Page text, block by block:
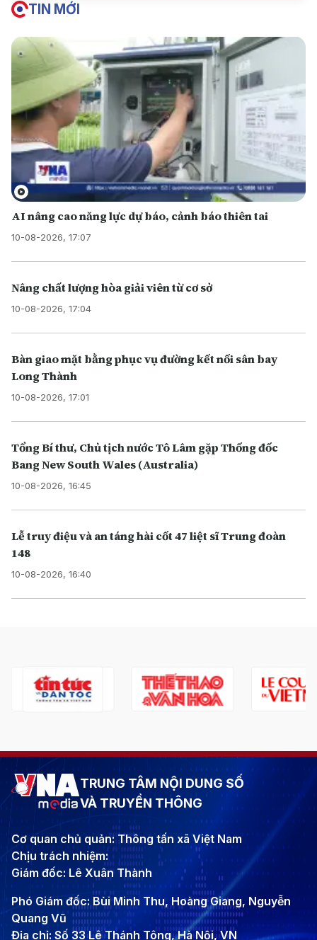
TIN MỚI
AI nâng cao năng lực dự báo, cảnh báo thiên tai
10-08-2026, 17:07
Nâng chất lượng hòa giải viên từ cơ sở
10-08-2026, 17:04
Bàn giao mặt bằng phục vụ đường kết nối sân bay
Long Thành
10-08-2026, 17:01
Tổng Bí thư, Chủ tịch nước Tô Lâm gặp Thống đốc
Bang New South Wales (Australia)
10-08-2026, 16:45
Lễ truy điệu và an táng hài cốt 47 liệt sĩ Trung đoàn
148
10-08-2026, 16:40
TRUNG TÂM NỘI DUNG SỐ
VÀ TRUYỀN THÔNG
Cơ quan chủ quản: Thông tấn xã Việt Nam
Chịu trách nhiệm:
Giám đốc: Lê Xuân Thành
Phó Giám đốc: Bùi Minh Thu, Hoàng Giang, Nguyễn
Quang Vũ
Địa chỉ: Số 33 Lê Thánh Tông, Hà Nội, VN